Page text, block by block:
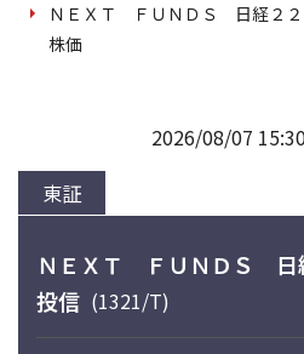
ＮＥＸＴ ＦＵＮＤＳ 日経２２
株価
東証
2026/08/07
ＮＥＸＴ ＦＵＮＤＳ 日
投信 (1321/T)